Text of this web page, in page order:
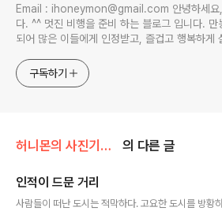
Email : ihoneymon@gmail.com 안녕하세요,
다. ^^ 멋진 비행을 준비 하는 블로그 입니다. 만
되어 많은 이들에게 인정받고, 즐겁고 행복하게
지켜봐주세요!! ^^
구독하기
허니몬의 사진기록/프레임, 틀 안의 이야기 의 다른 글
인적이 드문 거리
사람들이 떠난 도시는 적막하다. 고요한 도시를 방황